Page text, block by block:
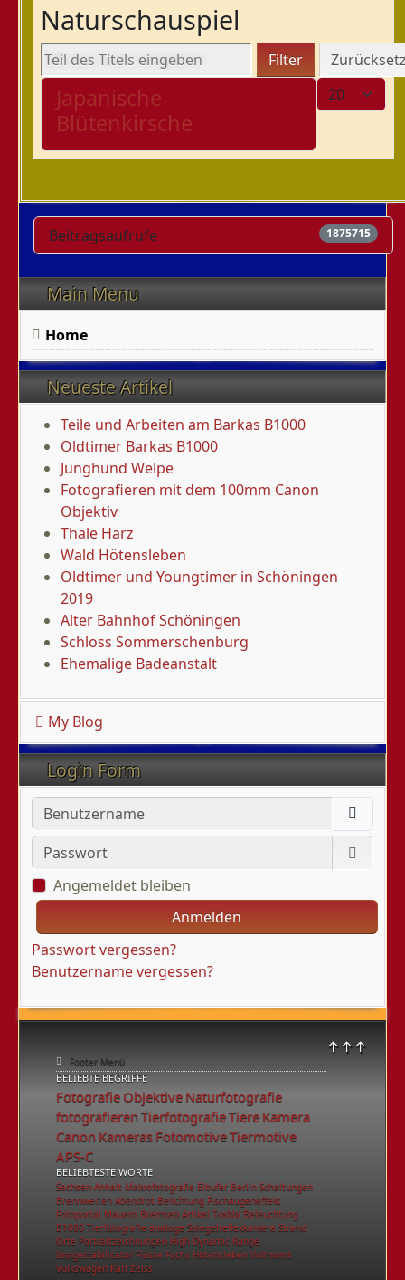
↑↑↑
Footer Menü
BELIEBTE BEGRIFFE
Fotografie Objektive Naturfotografie
fotografierenTierfotografieTiere Kamera
Canon Kameras FotomotiveTiermotive
APS-C
BELIEBTESTE WORTE
Sachsen-Anhalt Makrofotografie Elbufer Berlin Schaltungen
Brennweiten Abendrot Belichtung Fischaugeneffekt
Fotoportal Mauern Bremsen Artikel Trabbi Beleuchtung
B1000 Tierfotografie analoge Spiegelreflexkamera Strand
Orte Portraitzeichnungen High Dynamic Range
Imagestabilisator Flüsse Fuchs Hötensleben Vollmond
Volkswagen Karl Zeiss
Main Menu
Home
Neueste Artikel
Teile und Arbeiten am Barkas B1000
Oldtimer Barkas B1000
Junghund Welpe
Fotografieren mit dem 100mm Canon
Objektiv
Thale Harz
Wald Hötensleben
Oldtimer und Youngtimer in Schöningen
2019
Alter Bahnhof Schöningen
Schloss Sommerschenburg
Ehemalige Badeanstalt
My Blog
Login Form
Benutzername
Passwort
Angemeldet bleiben
Anmelden
Passwort vergessen?
Benutzername vergessen?
Naturschauspiel
Teil des Titels eingeben Filter
Anzeige #
Japanische
Blütenkirsche
Beitragsaufrufe 1875715